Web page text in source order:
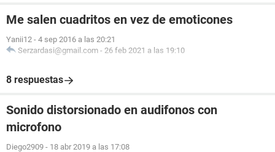
Me salen cuadritos en vez de emoticones
Yanii12 - 4 sep 2016 a las 20:21
Serzardasi@gmail.com - 26 feb 2021 a las 19:10
8 respuestas
Sonido distorsionado en audifonos con
microfono
Diego2909 - 18 abr 2019 a las 17:08